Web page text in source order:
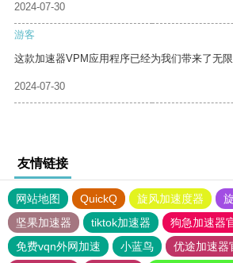
2024-07-30
游客
这款加速器VPM应用程序已经为我们带来了无限
2024-07-30
友情链接
网站地图 QuickQ 旋风加速度器
坚果加速器
tiktok加速器
狗急加速器
免费vqn外网加速
小蓝鸟 优途加速器